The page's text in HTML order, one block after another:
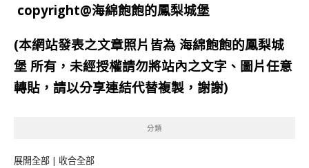
copyright@海綿飽飽的鳳梨城堡
(本網站發表之文章照片皆為 海綿飽飽的鳳梨城
堡 所有，未經授權請勿將站內之文字、圖片任意
轉貼，請以分享連結代替複製，謝謝)
分類
展開全部 | 收合全部